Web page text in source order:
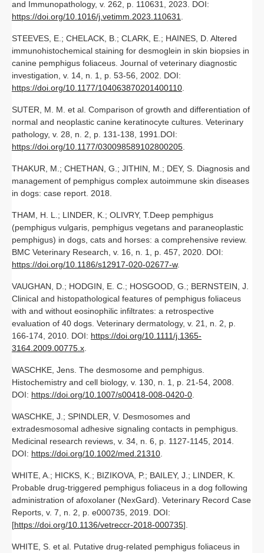
and Immunopathology, v. 262, p. 110631, 2023. DOI:
https://doi.org/10.1016/j.vetimm.2023.110631
STEEVES, E.; CHELACK, B.; CLARK, E.; HAINES, D. Altered
immunohistochemical staining for desmoglein in skin biopsies in
canine pemphigus foliaceus. Journal of veterinary diagnostic
investigation, v. 14, n. 1, p. 53-56, 2002. DOI:
https://doi.org/10.1177/104063870201400110
SUTER, M. M. et al. Comparison of growth and differentiation of
normal and neoplastic canine keratinocyte cultures. Veterinary
pathology, v. 28, n. 2, p. 131-138, 1991.DOI:
https://doi.org/10.1177/030098589102800205
THAKUR, M.; CHETHAN, G.; JITHIN, M.; DEY, S. Diagnosis and
management of pemphigus complex autoimmune skin diseases
in dogs: case report. 2018.
THAM, H. L.; LINDER, K.; OLIVRY, T.Deep pemphigus
(pemphigus vulgaris, pemphigus vegetans and paraneoplastic
pemphigus) in dogs, cats and horses: a comprehensive review.
BMC Veterinary Research, v. 16, n. 1, p. 457, 2020. DOI:
https://doi.org/10.1186/s12917-020-02677-w.
VAUGHAN, D.; HODGIN, E. C.; HOSGOOD, G.; BERNSTEIN, J.
Clinical and histopathological features of pemphigus foliaceus
with and without eosinophilic infiltrates: a retrospective
evaluation of 40 dogs. Veterinary dermatology, v. 21, n. 2, p.
166-174, 2010. DOI: https://doi.org/10.1111/j.1365-
3164.2009.00775.x
WASCHKE, Jens. The desmosome and pemphigus.
Histochemistry and cell biology, v. 130, n. 1, p. 21-54, 2008.
DOI: https://doi.org/10.1007/s00418-008-0420-0
WASCHKE, J.; SPINDLER, V. Desmosomes and
extradesmosomal adhesive signaling contacts in pemphigus.
Medicinal research reviews, v. 34, n. 6, p. 1127-1145, 2014.
DOI: https://doi.org/10.1002/med.21310
WHITE, A.; HICKS, K.; BIZIKOVA, P.; BAILEY, J.; LINDER, K.
Probable drug‐triggered pemphigus foliaceus in a dog following
administration of afoxolaner (NexGard). Veterinary Record Case
Reports, v. 7, n. 2, p. e000735, 2019. DOI:
[https://doi.org/10.1136/vetreccr-2018-000735].
WHITE, S. et al. Putative drug‐related pemphigus foliaceus in